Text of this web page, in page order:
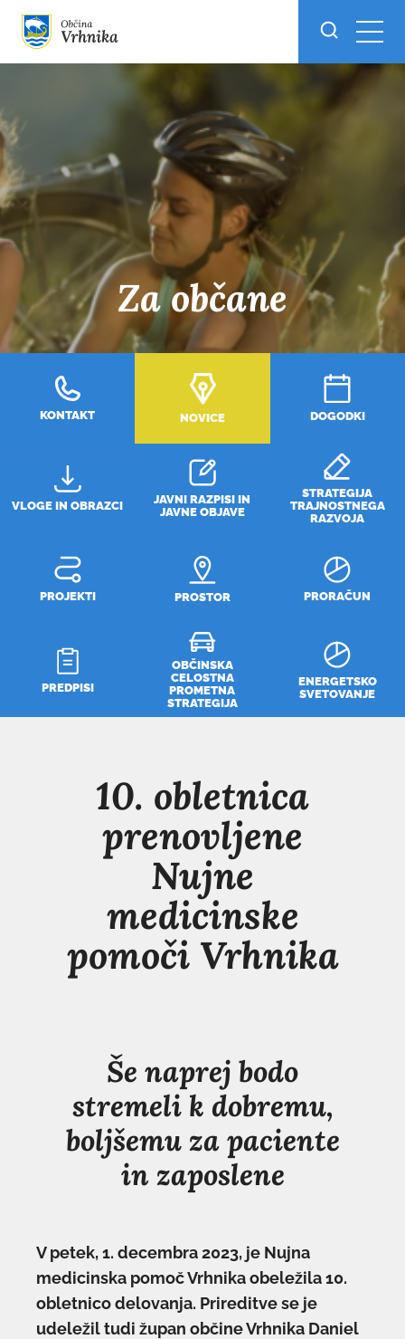
Skoči do osrednje vsebine
Za občane
KONTAKT NOVICE DOGODKI
VLOGE IN OBRAZCI
JAVNI RAZPISI IN
JAVNE OBJAVE
STRATEGIJA
TRAJNOSTNEGA
RAZVOJA
PROJEKTI PROSTOR PRORAČUN
PREDPISI
OBČINSKA
CELOSTNA
PROMETNA
STRATEGIJA
ENERGETSKO
SVETOVANJE
10. obletnica
prenovljene
Nujne
medicinske
pomoči Vrhnika
Še naprej bodo
stremeli k dobremu,
boljšemu za paciente
in zaposlene
V petek, 1. decembra 2023, je Nujna
medicinska pomoč Vrhnika obeležila 10.
obletnico delovanja. Prireditve se je
udeležil tudi župan občine Vrhnika Daniel